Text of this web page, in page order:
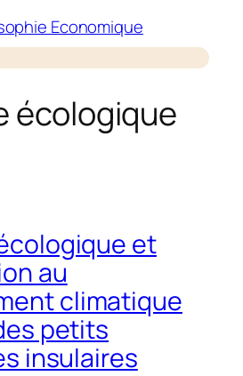
Economique
écologique
et
au
climatique
petits
insulaires